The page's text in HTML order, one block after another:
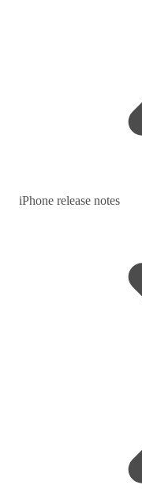
iPhone release notes